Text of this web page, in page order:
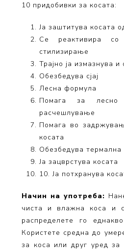
10 придобивки за косата:
Ја заштитува косата
Се реактивира
стилизирање
Трајно ја измазнува и
Обезбедува сјај
Лесна формула
Помага за лесно
расчешлување
Помага во
косата
Обезбедува термална
Ја зацврстува косата
10. Ја потхранува
Начин на употреба:
чиста и влажна коса и
распределете го
Користете средна до
за коса или друг уред